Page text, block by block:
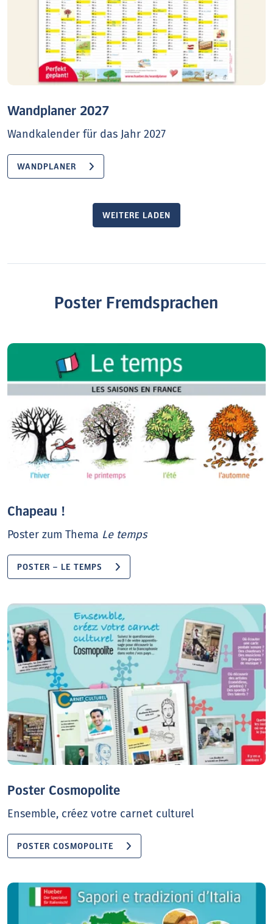
Wandplaner 2027
Wandkalender für das Jahr 2027
WANDPLANER
WEITERE LADEN
Poster Fremdsprachen
Chapeau !
Poster zum Thema Le temps
POSTER – LE TEMPS
Poster Cosmopolite
Ensemble, créez votre carnet culturel
POSTER COSMOPOLITE